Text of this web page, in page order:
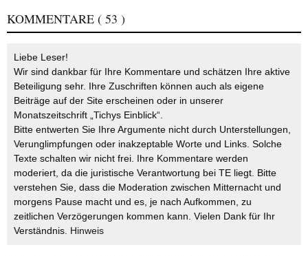
KOMMENTARE ( 53 )
Liebe Leser!
Wir sind dankbar für Ihre Kommentare und schätzen Ihre aktive
Beteiligung sehr. Ihre Zuschriften können auch als eigene
Beiträge auf der Site erscheinen oder in unserer
Monatszeitschrift „Tichys Einblick“.
Bitte entwerten Sie Ihre Argumente nicht durch Unterstellungen,
Verunglimpfungen oder inakzeptable Worte und Links. Solche
Texte schalten wir nicht frei. Ihre Kommentare werden
moderiert, da die juristische Verantwortung bei TE liegt. Bitte
verstehen Sie, dass die Moderation zwischen Mitternacht und
morgens Pause macht und es, je nach Aufkommen, zu
zeitlichen Verzögerungen kommen kann. Vielen Dank für Ihr
Verständnis. Hinweis